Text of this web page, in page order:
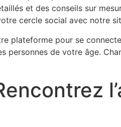
et des conseils sur
cercle social avec notre
plateforme pour se
personnes de votre âge.